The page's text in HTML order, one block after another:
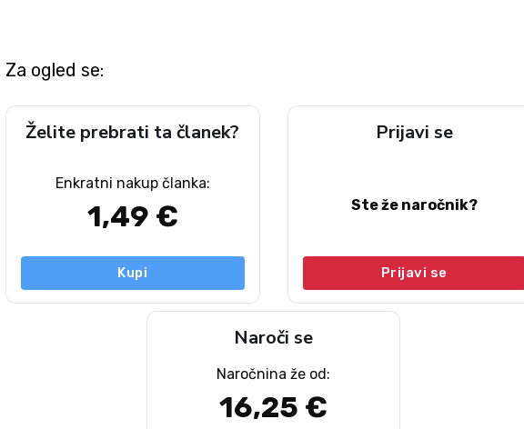
Za ogled se:
Želite prebrati ta članek?
Enkratni nakup članka:
1,49 €
Kupi
Prijavi se
Ste že naročnik?
Prijavi se
Naroči se
Naročnina že od:
16,25 €